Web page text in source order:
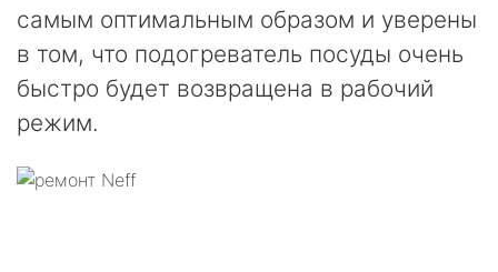
самым оптимальным образом и уверены
в том, что подогреватель посуды очень
быстро будет возвращена в рабочий
режим.